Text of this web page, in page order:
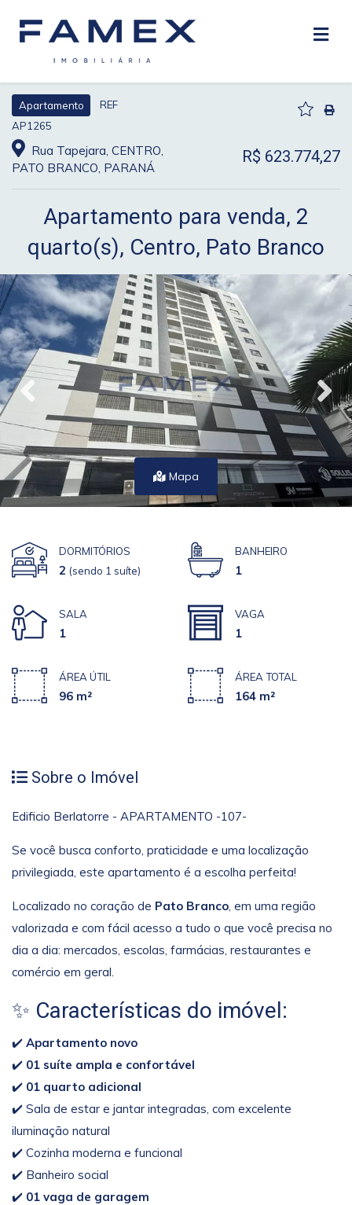
Apartamento
REF
AP1265
Rua Tapejara, CENTRO,
PATO BRANCO, PARANÁ
R$ 623.774,27
Apartamento para venda, 2
quarto(s), Centro, Pato Branco
Mapa
DORMITÓRIOS
2 (sendo 1 suíte)
BANHEIRO
1
SALA
1
VAGA
1
ÁREA ÚTIL
96 m²
ÁREA TOTAL
164 m²
Sobre o Imóvel
Edificio Berlatorre - APARTAMENTO -107-
Se você busca conforto, praticidade e uma localização
privilegiada, este apartamento é a escolha perfeita!
Localizado no coração de Pato Branco, em uma região
valorizada e com fácil acesso a tudo o que você precisa no
dia a dia: mercados, escolas, farmácias, restaurantes e
comércio em geral.
✨ Características do imóvel:
✔️ Apartamento novo
✔️ 01 suíte ampla e confortável
✔️ 01 quarto adicional
✔️ Sala de estar e jantar integradas, com excelente
iluminação natural
✔️ Cozinha moderna e funcional
✔️ Banheiro social
✔️ 01 vaga de garagem